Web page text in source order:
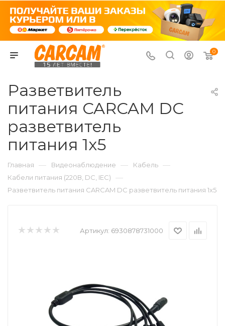
0
Разветвитель
питания CARCAM DC
разветвитель
питания 1x5
Главная — Видеонаблюдение — Кабель —
Кабели питания (220В, DC, IEC) —
Разветвитель питания CARCAM DC разветвитель питания 1x5
Артикул: 6930878731000